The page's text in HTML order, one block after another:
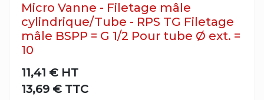
Micro Vanne - Filetage mâle
cylindrique/Tube - RPS TG Filetage
mâle BSPP = G 1/2 Pour tube Ø ext. =
10
11,41 € HT
13,69 € TTC